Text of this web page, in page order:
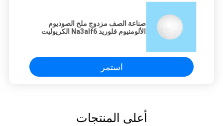
صناعة الصف مزدوج ملح الصوديوم
الألومنيوم فلوريد Na3alf6 الكريوليت
استمر
أعلى المنتجات